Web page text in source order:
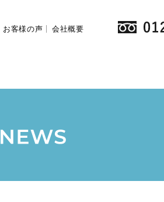
お客様の声 会社概要